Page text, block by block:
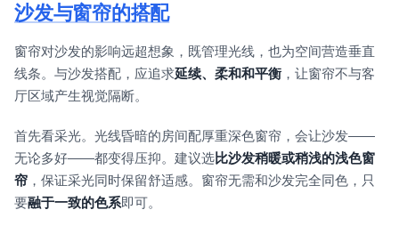
沙发与窗帘的搭配
窗帘对沙发的影响远超想象，既管理光线，也为空间营造垂直
线条。与沙发搭配，应追求延续、柔和和平衡 ，让窗帘不与客
厅区域产生视觉隔断。
首先看采光。光线昏暗的房间配厚重深色窗帘，会让沙发——
无论多好——都变得压抑。建议选比沙发稍暖或稍浅的浅色窗
帘 ，保证采光同时保留舒适感。窗帘无需和沙发完全同色，只
要融于一致的色系即可。